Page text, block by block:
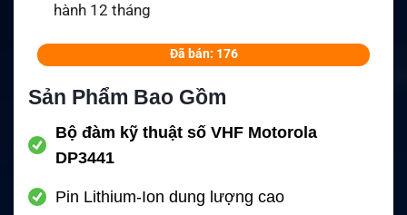
hành 12 tháng
Đã bán: 176
Sản Phẩm Bao Gồm
Bộ đàm kỹ thuật số VHF Motorola
DP3441
Pin Lithium-Ion dung lượng cao